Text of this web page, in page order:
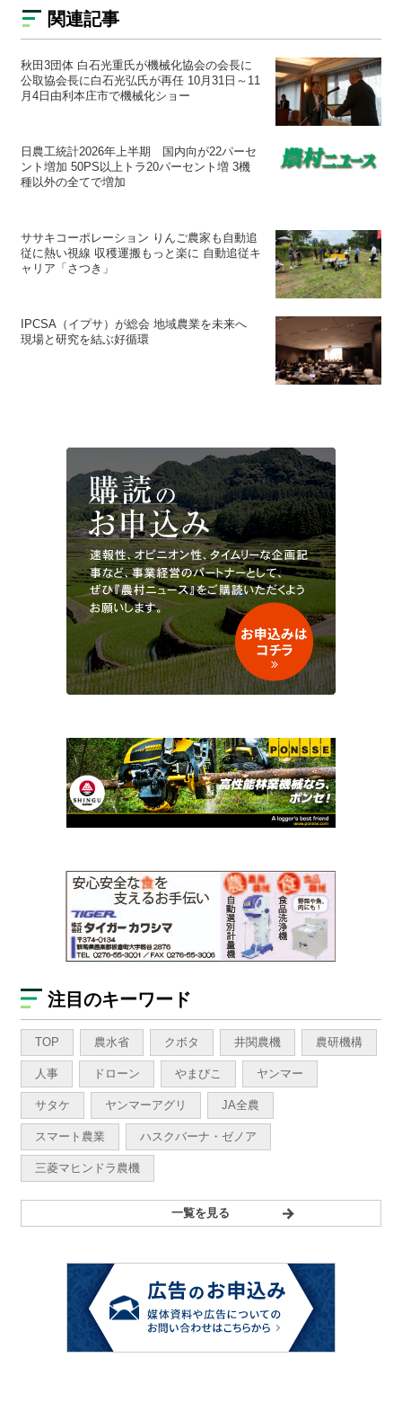
関連記事
秋田3団体 白石光重氏が機械化協会の会長に
公取協会長に白石光弘氏が再任 10月31日～11
月4日由利本庄市で機械化ショー
日農工統計2026年上半期 国内向が22パーセ
ント増加 50PS以上トラ20パーセント増 3機
種以外の全てで増加
ササキコーポレーション りんご農家も自動追
従に熱い視線 収穫運搬もっと楽に 自動追従キ
ャリア「さつき」
IPCSA（イプサ）が総会 地域農業を未来へ
現場と研究を結ぶ好循環
注目のキーワード
TOP 農水省 クボタ 井関農機 農研機構
人事 ドローン やまびこ ヤンマー
サタケ ヤンマーアグリ JA全農
スマート農業 ハスクバーナ・ゼノア
三菱マヒンドラ農機
一覧を見る